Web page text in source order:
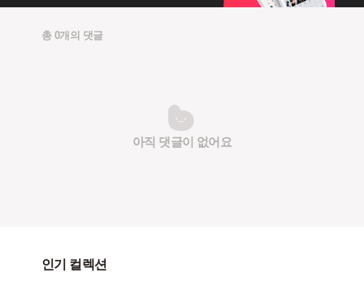
총 0개의 댓글
아직 댓글이 없어요
인기 컬렉션